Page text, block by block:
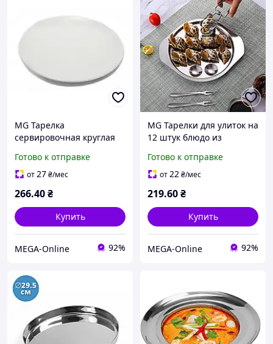
MG Тарелка
сервировочная круглая
небьющаяся 28 см Блюдо
для подачи суши Блюдо
Готово к отправке
от27₴/мес
266.40₴
Купить
MEGA-Online 92%
MG Тарелки для улиток на
12 штук блюдо из
Тарелки для красивой
подачи блюд
Готово к отправке
от22₴/мес
219.60₴
Купить
MEGA-Online 92%